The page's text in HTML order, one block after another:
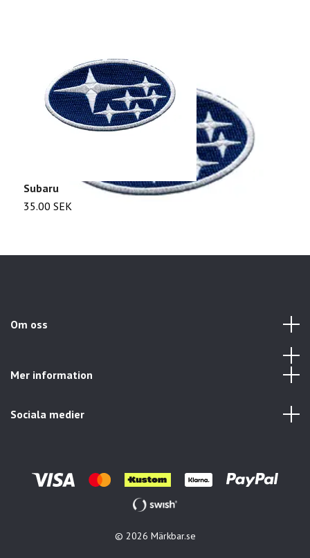
Subaru
35.00 SEK
Om oss
Mer information
Sociala medier
© 2026 Märkbar.se